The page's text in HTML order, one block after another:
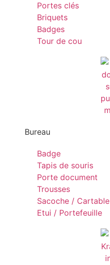
Portes clés
Briquets
Badges
Tour de cou
Bureau
Badge
Tapis de souris
Porte document
Trousses
Sacoche / Cartable
Etui / Portefeuille